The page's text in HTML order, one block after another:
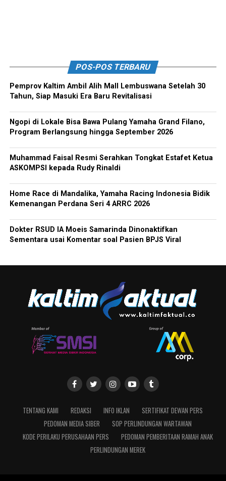
POS-POS TERBARU
Pemprov Kaltim Ambil Alih Mall Lembuswana Setelah 30
Tahun, Siap Masuki Era Baru Revitalisasi
Ngopi di Lokale Bisa Bawa Pulang Yamaha Grand Filano,
Program Berlangsung hingga September 2026
Muhammad Faisal Resmi Serahkan Tongkat Estafet Ketua
ASKOMPSI kepada Rudy Rinaldi
Home Race di Mandalika, Yamaha Racing Indonesia Bidik
Kemenangan Perdana Seri 4 ARRC 2026
Dokter RSUD IA Moeis Samarinda Dinonaktifkan
Sementara usai Komentar soal Pasien BPJS Viral
TENTANG KAMI REDAKSI INFO IKLAN
SERTIFIKAT DEWAN PERS
PEDOMAN MEDIA SIBER
SOP PERLINDUNGAN WARTAWAN
KODE PERILAKU PERUSAHAAN PERS
PEDOMAN PEMBERITAAN RAMAH ANAK
PERLINDUNGAN MEREK